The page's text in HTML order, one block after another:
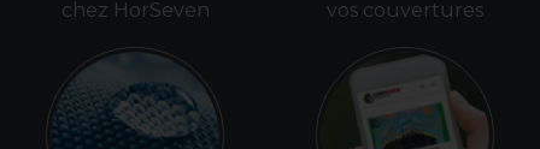
chez HorSeven
vos couvertures